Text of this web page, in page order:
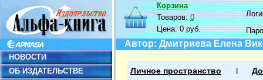
НОВОСТИ
ОБ ИЗДАТЕЛЬСТВЕ
Корзина
Товаров:0
Цена:0 руб.
Автор: Дмитриева Елена
Личное пространство